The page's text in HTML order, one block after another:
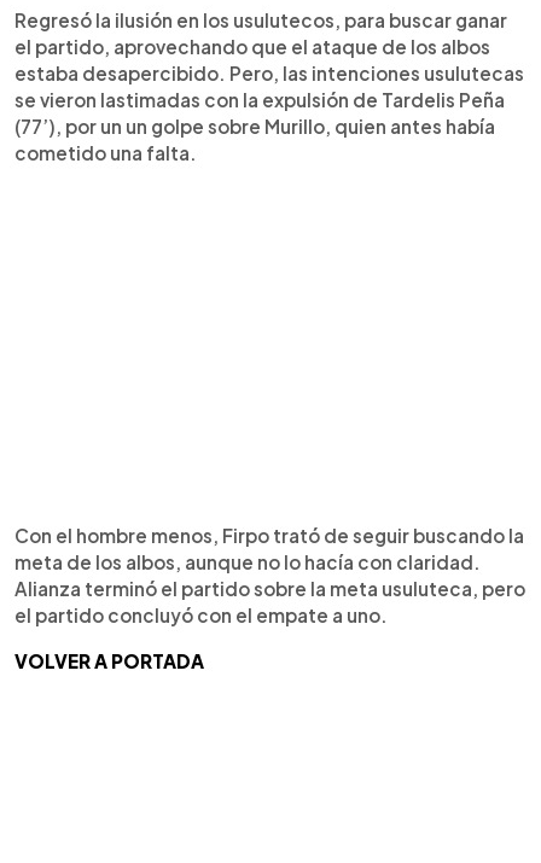
Regresó la ilusión en los usulutecos, para buscar ganar
el partido, aprovechando que el ataque de los albos
estaba desapercibido. Pero, las intenciones usulutecas
se vieron lastimadas con la expulsión de Tardelis Peña
(77’), por un un golpe sobre Murillo, quien antes había
cometido una falta.
Con el hombre menos, Firpo trató de seguir buscando la
meta de los albos, aunque no lo hacía con claridad.
Alianza terminó el partido sobre la meta usuluteca, pero
el partido concluyó con el empate a uno.
VOLVER A PORTADA